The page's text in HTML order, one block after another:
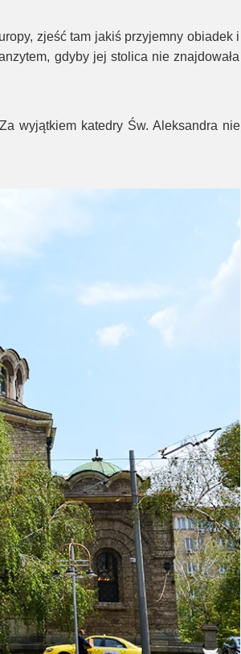
zjeść tam jakiś przyjemny obiadek i
gdyby jej stolica nie znajdowała
wyjątkiem katedry Św. Aleksandra nie